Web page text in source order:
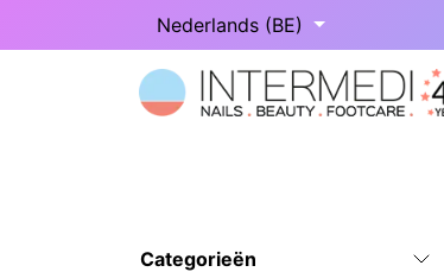
Overslaan naar inhoudNederlands (BE)
Categorieën